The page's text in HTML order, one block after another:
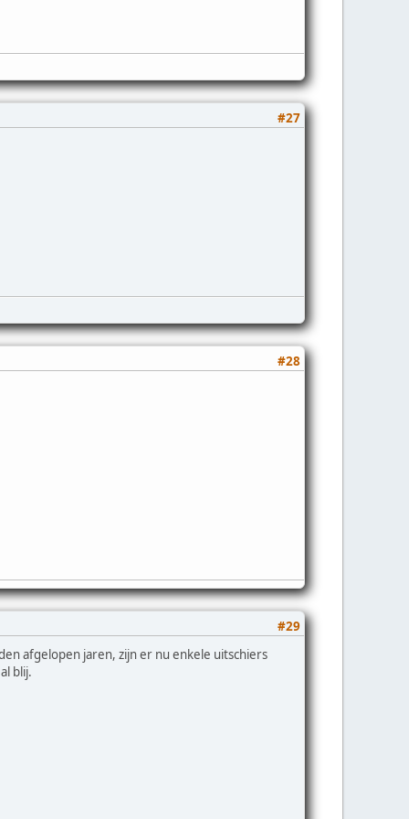
#27
#28
#29
afgelopen jaren, zijn er nu enkele uitschiers
blij.